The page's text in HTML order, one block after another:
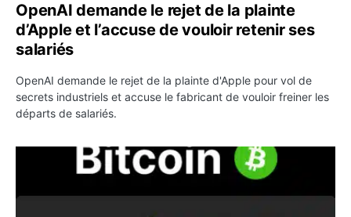
OpenAI demande le rejet de la plainte
d’Apple et l’accuse de vouloir retenir ses
salariés
OpenAI demande le rejet de la plainte d'Apple pour vol de
secrets industriels et accuse le fabricant de vouloir freiner les
départs de salariés.
Bitcoin grimpe au-dessus de 64 000 dollars avant